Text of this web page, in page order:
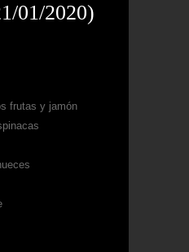
01/2020)
frutas y jamón